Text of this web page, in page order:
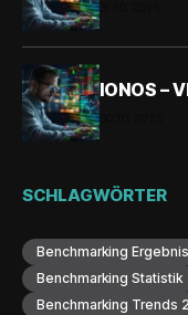
IONOS –
SCHLAGWÖRTER
Benchmarking
Benchmarking Statistik
Benchmarking Trends